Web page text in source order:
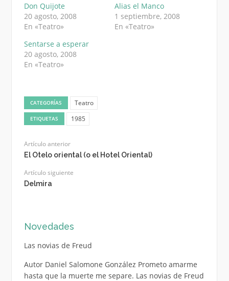
Don Quijote
20 agosto, 2008
En «Teatro»
Alias el Manco
1 septiembre, 2008
En «Teatro»
Sentarse a esperar
20 agosto, 2008
En «Teatro»
CATEGORÍAS Teatro
ETIQUETAS 1985
Artículo anterior
El Otelo oriental (o el Hotel Oriental)
Artículo siguiente
Delmira
Novedades
Las novias de Freud
Autor Daniel Salomone González Prometo amarme
hasta que la muerte me separe. Las novias de Freud